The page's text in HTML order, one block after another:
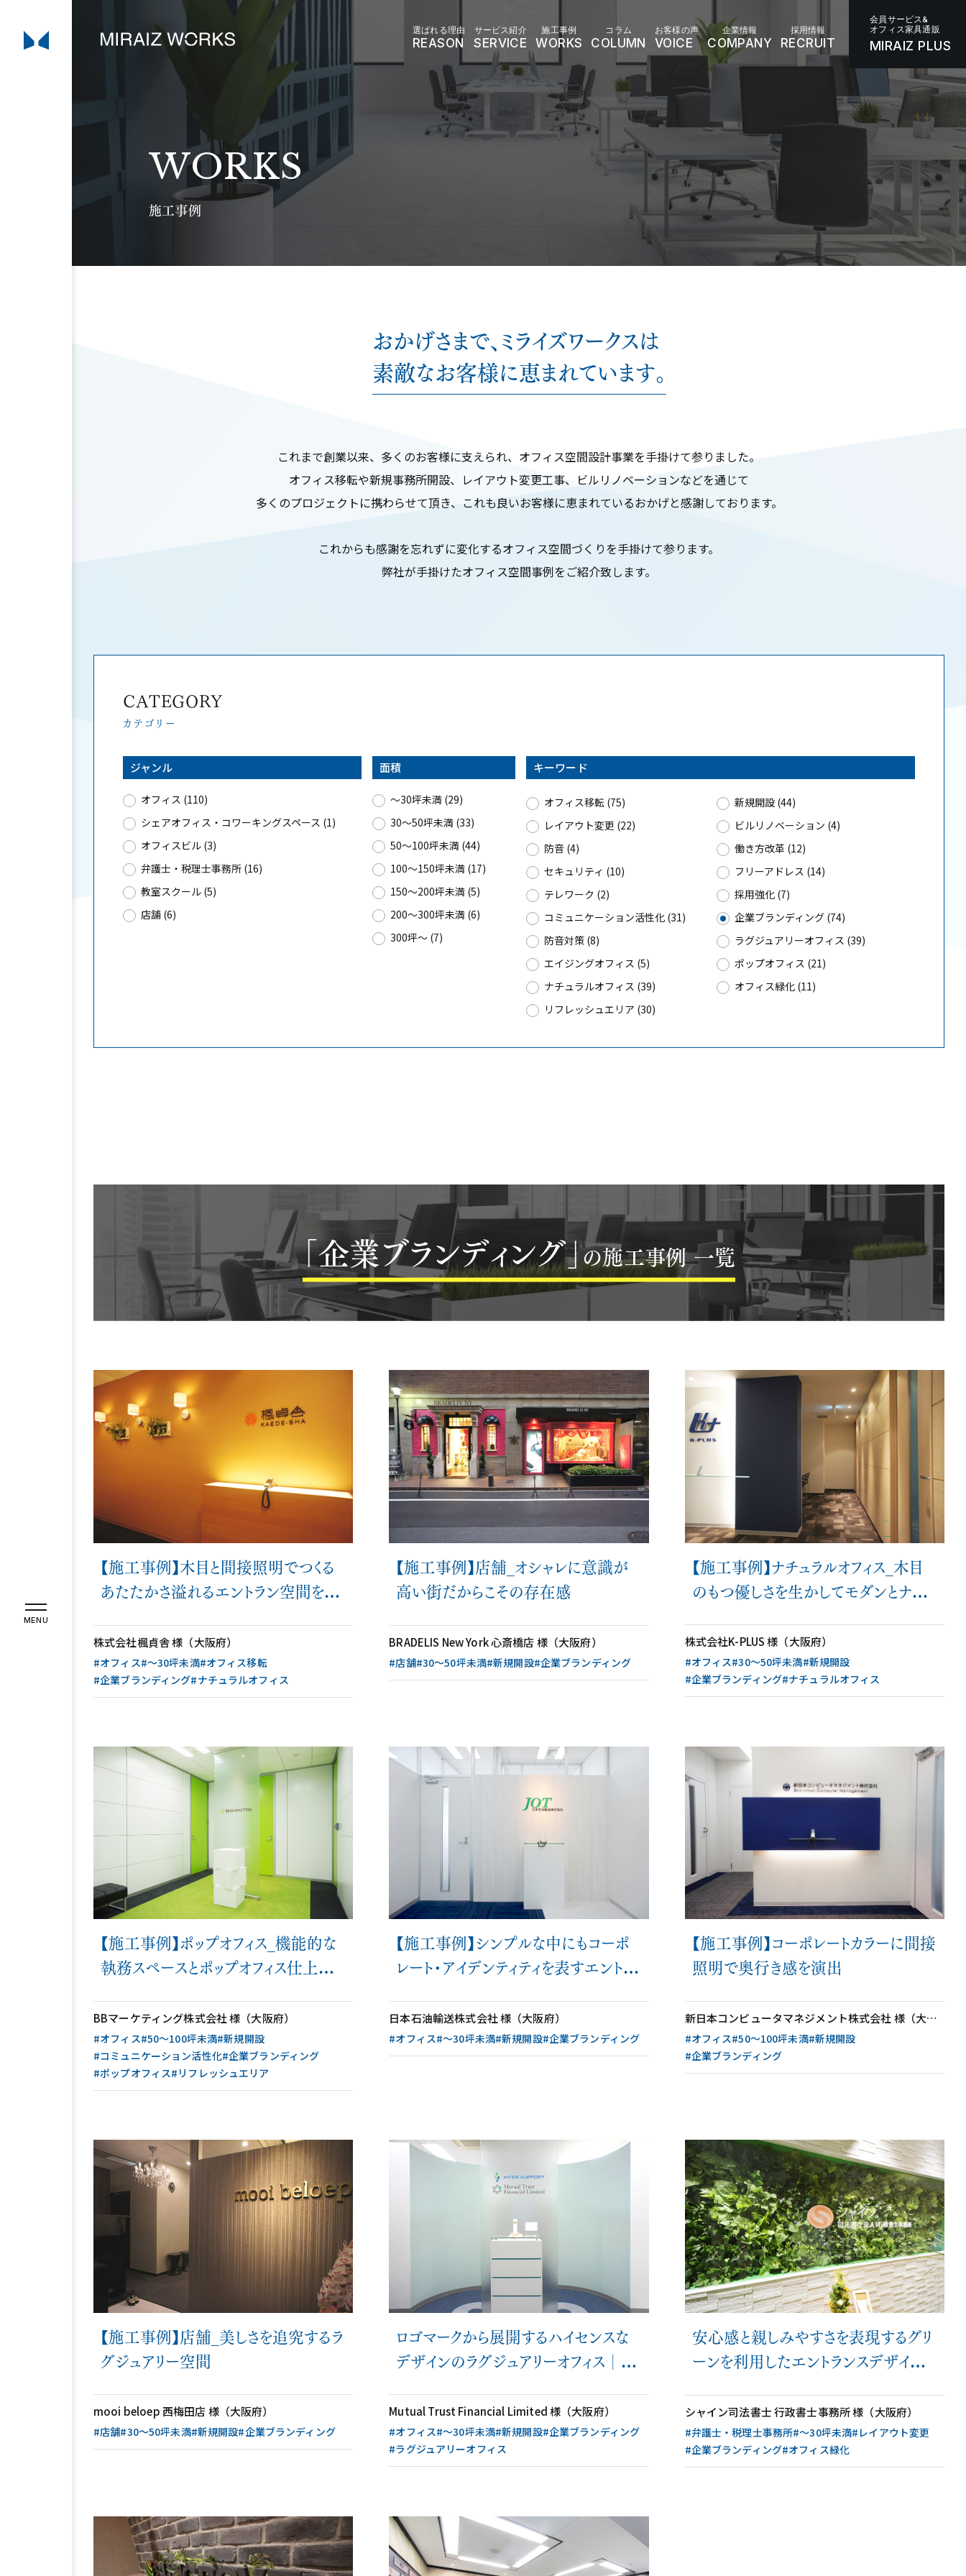
選ばれる理由
REASON
サービス紹介
SERVICE
施工事例
WORKS
コラム
COLUMN
お客様の声
VOICE
企業情報
COMPANY
採用情報
RECRUIT
会員サービス&
オフィス家具通販
MIRAIZ PLUS
MENU
会員ログイン
REASON
SERVICE
オフィス移転プロジェクトマネジメント
オフィス空間設計・デザイン
WORKS
インタビュー
COMPANY 企業情報
RECRUIT 採用情報
スタッフ紹介 募集要項
Instagram
NEWS
オフィスデザイン/費用の
シミュレーション
会員サービス&オフィス家具通販
MIRAIZ PLUS
ミライズプラス
WORKS
施工事例
おかげさまで、ミライズワークスは
素敵なお客様に恵まれています。
これまで創業以来、多くのお客様に支えられ、オフィス空間設計事業を手掛けて参りました。
オフィス移転や新規事務所開設、レイアウト変更工事、ビルリノベーションなどを通じて
多くのプロジェクトに携わらせて頂き、これも良いお客様に恵まれているおかげと感謝しております。
これからも感謝を忘れずに変化するオフィス空間づくりを手掛けて参ります。
弊社が手掛けたオフィス空間事例をご紹介致します。
CATEGORY
カテゴリー
ジャンル
オフィス (110)
シェアオフィス・コワーキングスペース (1)
オフィスビル (3)
弁護士・税理士事務所 (16)
教室スクール (5)
店舗 (6)
面積
〜30坪未満 (29)
30〜50坪未満 (33)
50〜100坪未満 (44)
100〜150坪未満 (17)
150〜200坪未満 (5)
200〜300坪未満 (6)
300坪〜 (7)
キーワード
オフィス移転 (75)
新規開設 (44)
レイアウト変更 (22)
ビルリノベーション (4)
防音 (4)
働き方改革 (12)
セキュリティ (10)
フリーアドレス (14)
テレワーク (2)
採用強化 (7)
コミュニケーション活性化 (31)
企業ブランディング (74)
防音対策 (8)
ラグジュアリーオフィス (39)
エイジングオフィス (5)
ポップオフィス (21)
ナチュラルオフィス (39)
オフィス緑化 (11)
リフレッシュエリア (30)
「企業ブランディング」の施工事例 一覧
【施工事例】木目と間接照明でつくる
あたたかさ溢れるエントラン空間をデ
株式会社楓貞舎 様（大阪府）
#オフィス#〜30坪未満#オフィス移転
#企業ブランディング#ナチュラルオフィス
【施工事例】店舗_オシャレに意識が
高い街だからこその存在感
BRADELIS New York 心斎橋店 様（大阪府）
#店舗#30〜50坪未満#新規開設#企業ブランディング
【施工事例】ナチュラルオフィス_木目
のもつ優しさを生かしてモダンとナチ
株式会社K-PLUS 様（大阪府）
#オフィス#30〜50坪未満#新規開設
#企業ブランディング#ナチュラルオフィス
【施工事例】ポップオフィス_機能的な
執務スペースとポップオフィス仕上げ
ラックスを両立
BBマーケティング株式会社 様（大阪府）
#オフィス#50〜100坪未満#新規開設
#コミュニケーション活性化#企業ブランディング
#ポップオフィス#リフレッシュエリア
【施工事例】シンプルな中にもコーポ
レート・アイデンティティを表すエントラ
日本石油輸送株式会社 様（大阪府）
#オフィス#〜30坪未満#新規開設#企業ブランディング
【施工事例】コーポレートカラーに間接
照明で奥行き感を演出
新日本コンピュータマネジメント株式会社 様（大阪府）
#オフィス#50〜100坪未満#新規開設
#企業ブランディング
【施工事例】店舗_美しさを追究するラ
グジュアリー空間
mooi beloep 西梅田店 様（大阪府）
#店舗#30〜50坪未満#新規開設#企業ブランディング
ロゴマークから展開するハイセンスな
デザインのラグジュアリーオフィス│施
Mutual Trust Financial Limited 様（大阪府）
#オフィス#〜30坪未満#新規開設#企業ブランディング
#ラグジュアリーオフィス
安心感と親しみやすさを表現するグリ
ーンを利用したエントランスデザイン
シャイン司法書士 行政書士事務所 様（大阪府）
#弁護士・税理士事務所#〜30坪未満#レイアウト変更
#企業ブランディング#オフィス緑化